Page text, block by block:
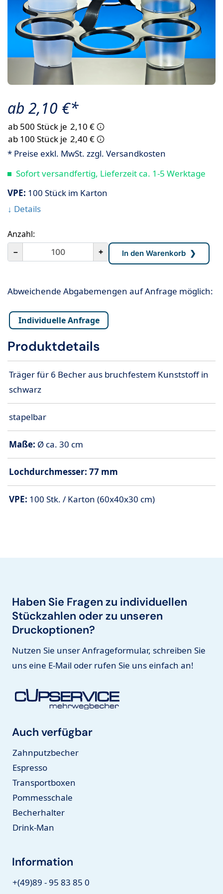
ab 2,10 €*
ab 100 Stück je 2,40 €
ab 500 Stück je 2,10 €
* Preise exkl. MwSt. zzgl. Versandkosten
Sofort versandfertig, Lieferzeit ca. 1-5 Werktage
VPE: 100 Stück im Karton
↓ Details
Anzahl:
+
－
Abweichende Abgabemengen auf Anfrage möglich:
Individuelle Anfrage
Produktdetails
Träger für 6 Becher aus bruchfestem Kunststoff in
schwarz
stapelbar
Maße: Ø ca. 30 cm
Lochdurchmesser: 77 mm
VPE: 100 Stk. / Karton (60x40x30 cm)
Haben Sie Fragen zu individuellen
Stückzahlen oder zu unseren
Druckoptionen?
Nutzen Sie unser Anfrageformular, schreiben Sie
uns eine E-Mail oder rufen Sie uns einfach an!
Auch verfügbar
Zahnputzbecher
Espresso
Transportboxen
Pommesschale
Becherhalter
Drink-Man
Information
+(49)89 - 95 83 85 0